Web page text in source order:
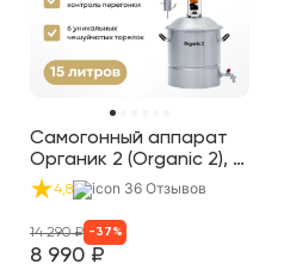
Самогонный аппарат
Органик 2 (Organic 2), 15
л
4,8 36 Отзывов
8 990 ₽
14 290₽ - 37 %